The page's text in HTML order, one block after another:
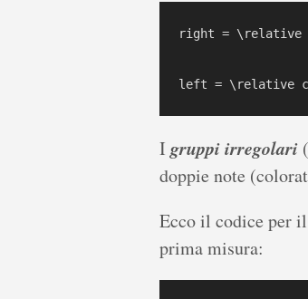
right =
I gruppi irregolari (
doppie note
Ecco il codice per
prima misura: